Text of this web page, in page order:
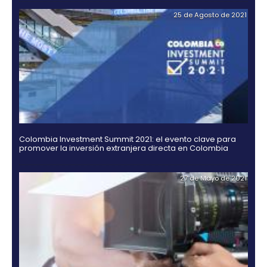
Rating agencies Moody's, Fitch and Standard &
ratify their confidence in Colombia
02 de